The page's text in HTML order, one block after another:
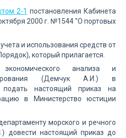
2-1 постановления Кабинета
2000 г. №1544 "О портовых
и использования средств от
который прилагается.
анализа и
(Демчук А.И.) в
подать настоящий приказ на
в Министерство юстиции
морского и речного
довести настоящий приказ до